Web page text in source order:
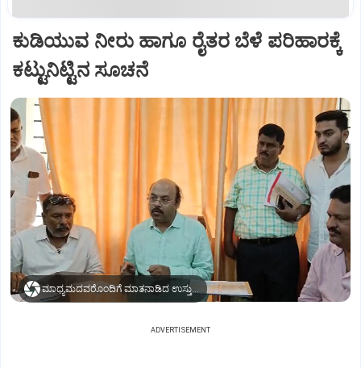
ಕುಡಿಯುವ ನೀರು ಹಾಗೂ ರೈತರ ಬೆಳೆ ಪರಿಹಾರಕ್ಕೆ
ಕಟ್ಟುನಿಟ್ಟಿನ ಸೂಚನೆ
ಮಾಧ್ಯಮದವರೊಂದಿಗೆ ಮಾತನಾಡಿದ ಉಸ್ತುವಾರಿ ಸಚಿವ ಡಾ. ಯತೀಂದ್ರ ಸಿದ್ದರಾಮಯ್ಯ
ADVERTISEMENT